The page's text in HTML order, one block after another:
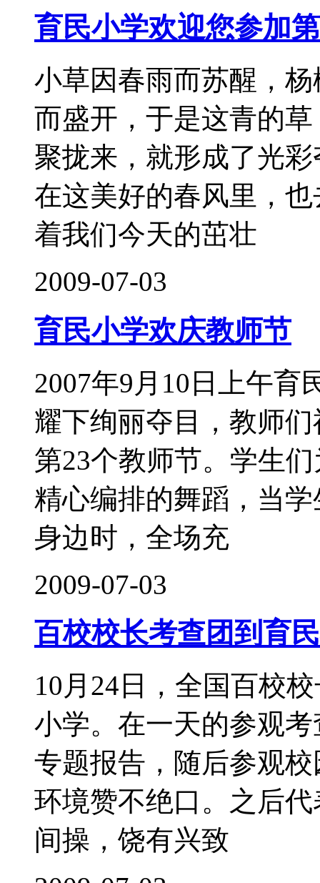
育民小学欢迎您参加
小草因春雨而苏醒，
而盛开，于是这青的
聚拢来，就形成了光
在这美好的春风里，
着我们今天的茁壮
2009-07-03
育民小学欢庆教师节
2007年9月10日上午育
耀下绚丽夺目，教师
第23个教师节。学生
精心编排的舞蹈，当
身边时，全场充
2009-07-03
百校校长考查团到育
10月24日，全国百校
小学。在一天的参观
专题报告，随后参观
环境赞不绝口。之后
间操，饶有兴致